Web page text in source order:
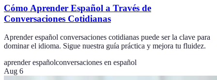
Cómo Aprender Español a Través de
Conversaciones Cotidianas
Aprender español conversaciones cotidianas puede ser la clave para
dominar el idioma. Sigue nuestra guía práctica y mejora tu fluidez.
aprender españolconversaciones en español
Aug 6